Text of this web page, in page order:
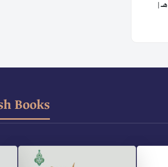
محاضرات شهر رمضان 1446هـ |
Books